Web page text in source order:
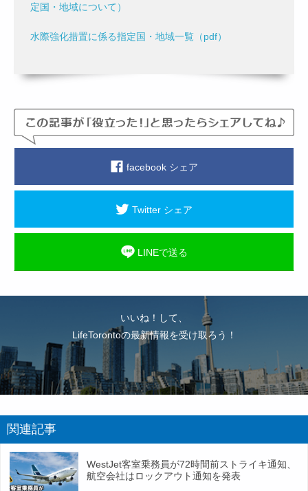
定国・地域について）
水際強化措置に係る指定国・地域一覧（pdf）
facebook シェア
Twitter シェア
LINEで送る
いいね！して、
LifeTorontoの最新情報を受け取ろう！
関連記事
WestJet客室乗務員が72時間前ストライキ通知、
航空会社はロックアウト通知を発表